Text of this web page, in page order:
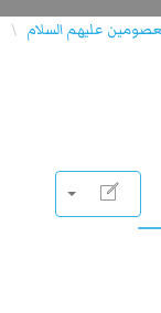
عليهم السلام \